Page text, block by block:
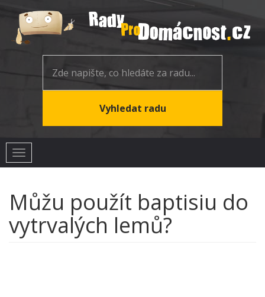
Toggle
navigation
Můžu použít baptisiu do
vytrvalých lemů?